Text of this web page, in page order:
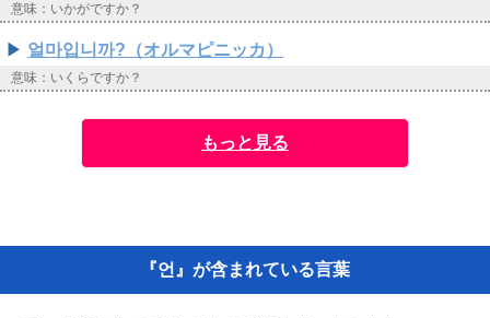
意味：いかがですか？
얼마입니까?（オルマピニッカ）
意味：いくらですか？
もっと見る
『언』が含まれている言葉